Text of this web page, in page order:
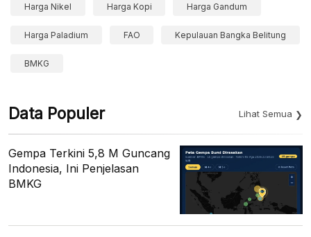
Harga Nikel Harga Kopi Harga Gandum
Harga Paladium FAO Kepulauan Bangka Belitung
BMKG
Data Populer Lihat Semua
Gempa Terkini 5,8 M Guncang
Indonesia, Ini Penjelasan
BMKG